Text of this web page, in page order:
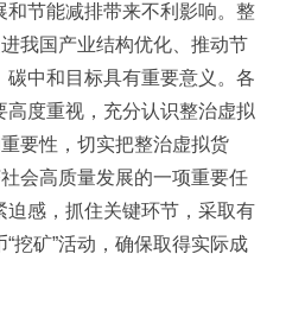
和节能减排带来不利影响。整
我国产业结构优化、推动节
中和目标具有重要意义。各
度重视，充分认识整治虚拟
要性，切实把整治虚拟货
会高质量发展的一项重要任
感，抓住关键环节，采取有
挖矿”活动，确保取得实际成